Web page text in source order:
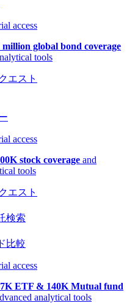
access
million global bond coverage
tools
エスト
access
stock coverage and
tools
エスト
検索
比較
access
ETF & 140K Mutual fund
analytical tools